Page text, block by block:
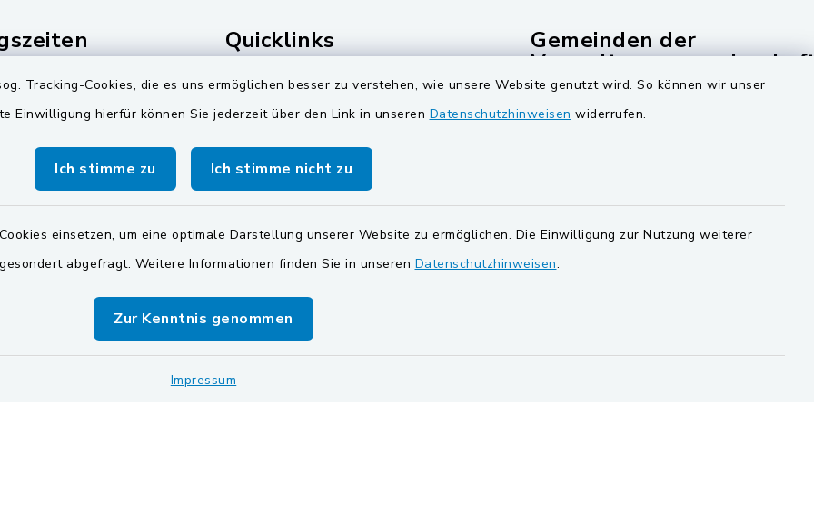
Tracking-Cookies, die es uns ermöglichen besser zu verstehen, wie unsere Website genutzt wird. So können wir unser
Einwilligung hierfür können Sie jederzeit über den Link in unseren Datenschutzhinweisen widerrufen.
Ich stimme zu Ich stimme nicht zu
einsetzen, um eine optimale Darstellung unserer Website zu ermöglichen. Die Einwilligung zur Nutzung weiterer
abgefragt. Weitere Informationen finden Sie in unseren Datenschutzhinweisen.
Zur Kenntnis genommen
Impressum
Uhr
zusätzlich:
Uhr
Uhr
Sie einen
Quicklinks
Landkreis Schwandorf
Zweckverband Pretzbrucker
Gruppe
Gemeinden der
Gemeinde Schwarzach bei Nabburg